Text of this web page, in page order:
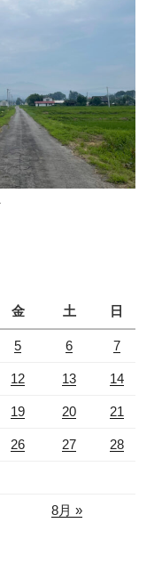
金 土 日
5 6 7
12 13 14
19 20 21
26 27 28
8月 »